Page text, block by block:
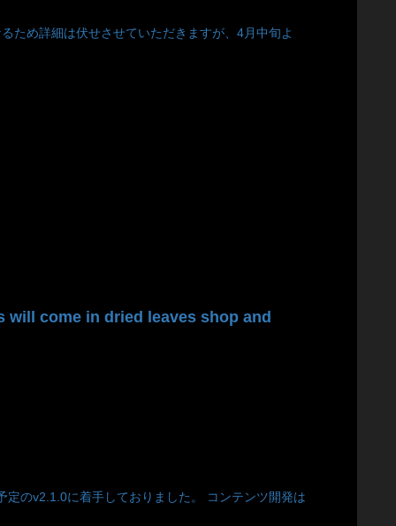
ため詳細は伏せさせていただきますが、4月中旬よ
will come in dried leaves shop and
のv2.1.0に着手しておりました。 コンテンツ開発は